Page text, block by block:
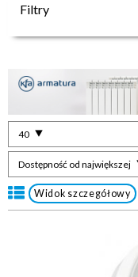
Filtry
Dostępność od największej
40
Widok szczegółowy